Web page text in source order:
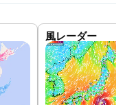
風レーダー